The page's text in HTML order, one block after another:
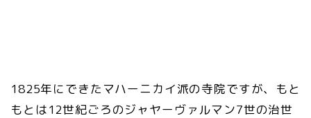
1825年にできたマハーニカイ派の寺院ですが、もと
もとは12世紀ごろのジャヤーヴァルマン7世の治世